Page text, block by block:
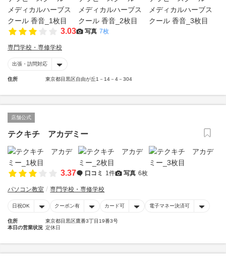
3.03 写真 7枚
専門学校・専修学校
出張・訪問対応
住所 東京都目黒区自由が丘1－14－4－304
店舗公式
テクキチ アカデミー
3.37 口コミ 1件 写真 6枚
パソコン教室 専門学校・専修学校
日祝OK クーポン有 カード可 電子マネー決済可
住所
東京都目黒区鷹番3丁目19番3号
本日の営業状況 定休日